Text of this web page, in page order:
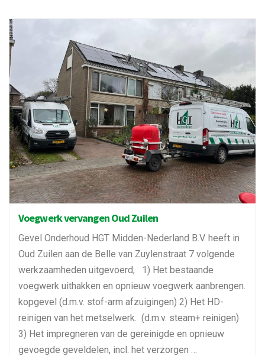
Voegwerk vervangen Oud Zuilen
Gevel Onderhoud HGT Midden-Nederland B.V. heeft in
Oud Zuilen aan de Belle van Zuylenstraat 7 volgende
werkzaamheden uitgevoerd; 1) Het bestaande
voegwerk uithakken en opnieuw voegwerk aanbrengen.
kopgevel (d.m.v. stof-arm afzuigingen) 2) Het HD-
reinigen van het metselwerk. (d.m.v. steam+ reinigen)
3) Het impregneren van de gereinigde en opnieuw
gevoegde geveldelen, incl. het verzorgen …